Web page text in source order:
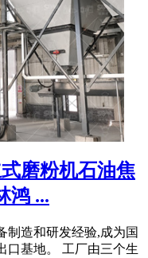
磨粉机石油焦
鸿 ...
制造和研发经验,成为国
口基地。 工厂由三个生